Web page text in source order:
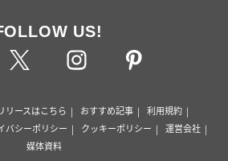
US!
リースはこちら おすすめ記事
利用規約
バシーポリシー クッキーポリシー
運営会社
媒体資料